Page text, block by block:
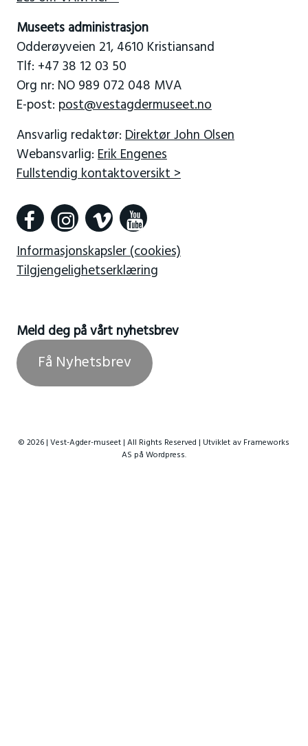
Museets administrasjon
Odderøyveien 21, 4610 Kristiansand
Tlf: +47 38 12 03 50
Org nr: NO 989 072 048 MVA
E-post: post@vestagdermuseet.no
Ansvarlig redaktør: Direktør John Olsen
Webansvarlig: Erik Engenes
Fullstendig kontaktoversikt >
Informasjonskapsler (cookies)
Tilgjengelighetserklæring
Meld deg på vårt nyhetsbrev
Få Nyhetsbrev
© 2026 | Vest-Agder-museet | All Rights Reserved | Utviklet av Frameworks
AS på Wordpress.